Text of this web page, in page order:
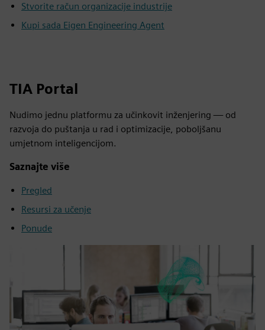
Stvorite račun organizacije industrije
Kupi sada Eigen Engineering Agent
TIA Portal
Nudimo jednu platformu za učinkovit inženjering — od
razvoja do puštanja u rad i optimizacije, poboljšanu
umjetnom inteligencijom.
Saznajte više
Pregled
Resursi za učenje
Ponude